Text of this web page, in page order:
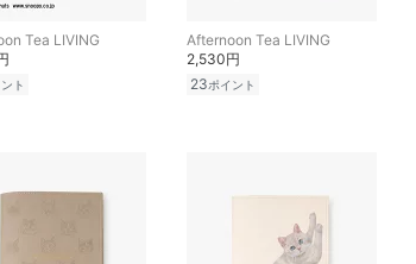
Tea LIVING
ト
Afternoon Tea LIVING
2,530円
23ポイント